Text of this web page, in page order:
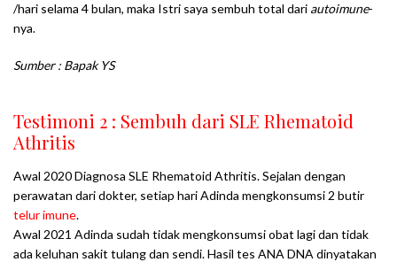
/hari selama 4 bulan, maka Istri saya sembuh total dari autoimune-
nya.
Sumber : Bapak YS
Testimoni 2 : Sembuh dari SLE Rhematoid
Athritis
Awal 2020 Diagnosa SLE Rhematoid Athritis. Sejalan dengan
perawatan dari dokter, setiap hari Adinda mengkonsumsi 2 butir
telur imune.
Awal 2021 Adinda sudah tidak mengkonsumsi obat lagi dan tidak
ada keluhan sakit tulang dan sendi. Hasil tes ANA DNA dinyatakan